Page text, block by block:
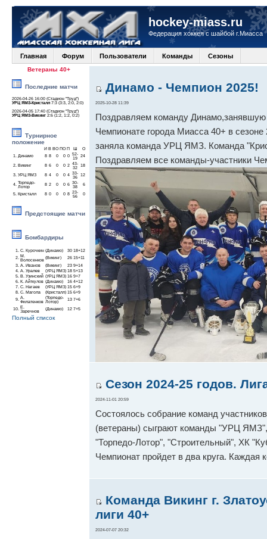
hockey-miass.ru
Федерация хоккея с шайбой г.Миасса
Главная Форум Пользователи Команды Сезоны
Ветераны 40+
Последние матчи
2026-04-26 16:00 (Стадион "Труд")
УРЦ ЯМЗ-Кристалл 7:3 (3:3, 2:0, 2:0)
2026-04-05 17:40 (Стадион "Труд")
УРЦ ЯМЗ-Викинг 2:6 (1:2, 1:2, 0:2)
Турнирное
положение
И В ВО ПО П
О
1.
Динамо 8 8 0 0 0 52-
19
24
2. Викинг 8 6 0 0 2 43-
32
18
3. УРЦ ЯМЗ 8 4 0 0 4 33-
36
12
4. Торпедо-
Лотор
8 2 0 0 6 30-
38
6
5. Кристалл 8 0 0 0 8 23-
56
0
Предстоящие матчи
Бомбардиры
1. С. Курочкин (Динамо) 30 18+12
2.
М.
Волосенков
(Викинг) 26 15+11
3. А. Иванов (Викинг) 23 9+14
4. А. Уралев (УРЦ ЯМЗ) 18 5+13
5.
В. Узинский (УРЦ ЯМЗ) 16 9+7
6.
К. Айткулов (Динамо) 16 4+12
7. С. Нагаев (УРЦ ЯМЗ) 15 6+9
8. С. Магола (Кристалл) 15 6+9
9. А.
Филатенков
(Торпедо-
Лотор)
13 7+6
10.
Е.
Заречнов
(Динамо) 12 7+5
Полный список
Динамо - Чемпион 2025!
2025-10-28 11:39
Поздравляем команду
Чемпионате города Миасса 40+ в сезоне
заняла команда УРЦ ЯМЗ. Команда
Поздравляем все команды-участники
Сезон 2024-25 годов.
2024-11-01 20:59
Состоялось собрание команд
(ветераны) сыграют команды "УРЦ
"Торпедо-Лотор", "Строительный", ХК
Чемпионат пройдет в два круга. Каждая
Команда Викинг г.
лиги 40+
2024-07-07 20:32